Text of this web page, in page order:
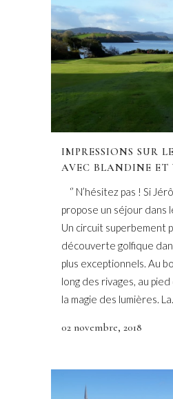
IMPRESSIONS SUR
AVEC BLANDINE ET
‘’ N’hésitez pas ! Si
propose un séjour dans
Un circuit superbement
découverte golfique
plus exceptionnels. Au
long des rivages, au
la magie des lumières.
02 novembre, 2018